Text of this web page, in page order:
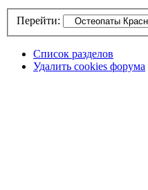
Перейти:
Список разделов
Удалить cookies форума